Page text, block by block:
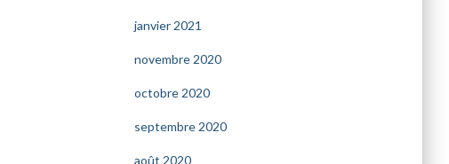
janvier 2021
novembre 2020
octobre 2020
septembre 2020
août 2020